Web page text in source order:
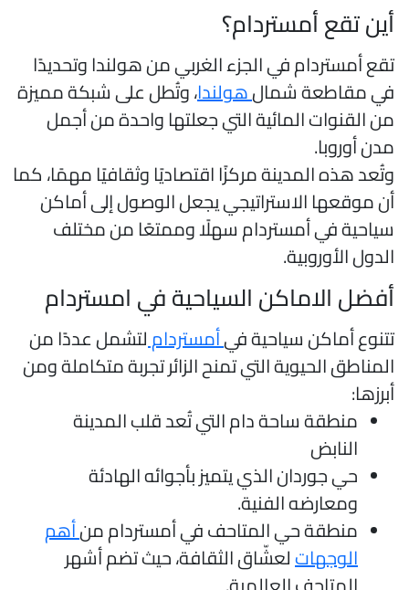
تقع أمستردام؟
أمستردام في الجزء الغربي من هولندا وتحديدًا
مقاطعة شمالهولندا، وتُطل على شبكة مميزة
القنوات المائية التي جعلتها واحدة من أجمل
أوروبا.
هذه المدينة مركزًا اقتصاديًا وثقافيًا مهمًا، كما
موقعها الاستراتيجي يجعل الوصول إلى أماكن
في أمستردام سهلًا وممتعًا من مختلف
الأوروبية.
الاماكن السياحية في امستردام
أماكن سياحية فيأمسترداملتشمل عددًا من
الحيوية التي تمنح الزائر تجربة متكاملة ومن
منطقة ساحة دام التي تُعد قلب المدينة
النابض
حي جوردان الذي يتميز بأجوائه الهادئة
ومعارضه الفنية.
منطقة حي المتاحف في أمستردام منأهم
الوجهاتلعشّاق الثقافة، حيث تضم أشهر